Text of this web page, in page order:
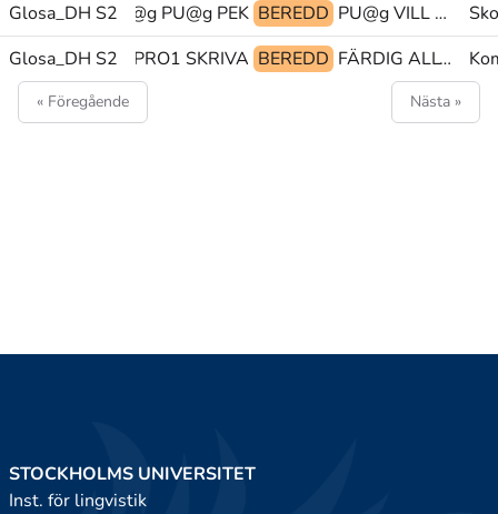
Glosa_DH S2PU@g PU@g PEK BEREDD PU@g VILL PU@g
Glosa_DH S2ALLTID PRO1 SKRIVA BEREDD FÄRDIG ALLTID TIDEN-GÅR(L)
« Föregående Nästa »
STOCKHOLMS UNIVERSITET
Inst. för lingvistik